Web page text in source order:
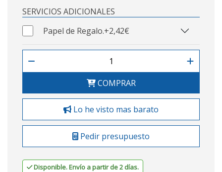
SERVICIOS ADICIONALES
Papel de Regalo.+2,42€
COMPRAR
Lo he visto mas barato
Pedir presupuesto
Disponible. Envío a partir de 2 días.